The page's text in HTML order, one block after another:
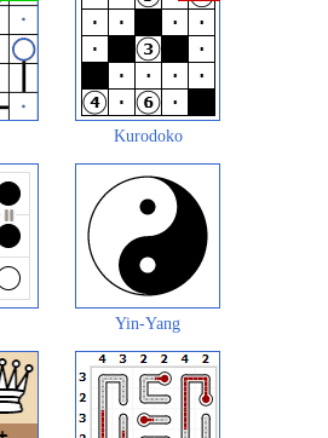
Kurodoko
Yin-Yang